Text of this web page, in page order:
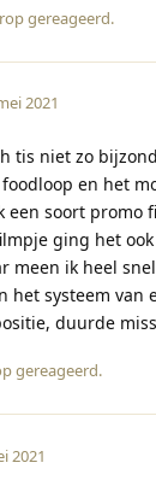
gereageerd.
2021
tis niet zo
foodloop en het
een soort promo
ging het
meen ik heel
het systeem van
duurde
gereageerd.
2021